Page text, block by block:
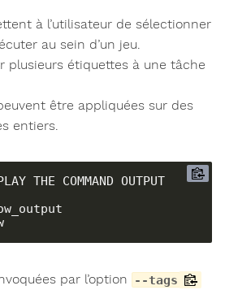
à l’utilisateur de sélectionner
au sein d’un jeu.
plusieurs étiquettes à une tâche
être appliquées sur des
entiers.
par l’option --tags